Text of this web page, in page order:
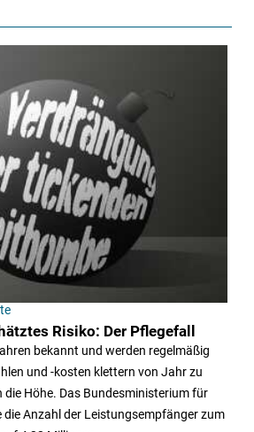
Risiko: Der Pflegefall
bekannt und werden regelmäßig
und -kosten klettern von Jahr zu
Höhe. Das Bundesministerium für
Anzahl der Leistungsempfänger zum